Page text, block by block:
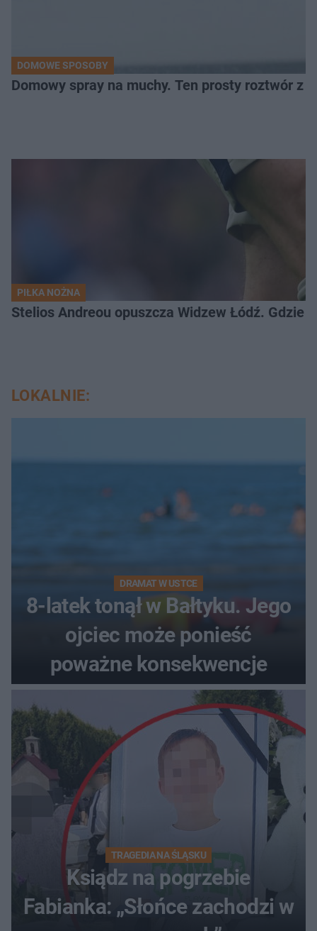
DOMOWE SPOSOBY
Domowy spray na muchy. Ten prosty roztwór z
PIŁKA NOŻNA
Stelios Andreou opuszcza Widzew Łódź. Gdzie
LOKALNIE:
DRAMAT W USTCE
8-latek tonął w Bałtyku. Jego
ojciec może ponieść
poważne konsekwencje
TRAGEDIA NA ŚLĄSKU
Ksiądz na pogrzebie
Fabianka: „Słońce zachodzi w